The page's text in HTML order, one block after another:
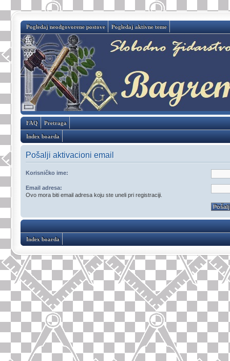
Pogledaj neodgovorene postove Pogledaj aktivne teme
FAQ Pretraga
Index boarda
Pošalji aktivacioni email
Korisničko ime:
Email adresa:
Ovo mora biti email adresa koju ste uneli pri registraciji.
Index boarda